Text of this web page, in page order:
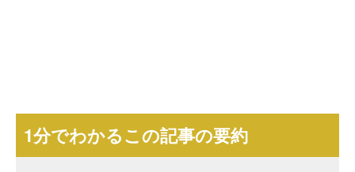
1分でわかるこの記事の要約